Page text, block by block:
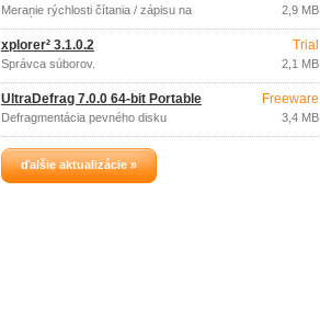
Meranie rýchlosti čítania / zápisu na
pevný disk.
2,9 MB
xplorer² 3.1.0.2
Správca súborov.
Trial
2,1 MB
UltraDefrag 7.0.0 64-bit Portable
Defragmentácia pevného disku
Freeware
3,4 MB
ďalšie aktualizácie »